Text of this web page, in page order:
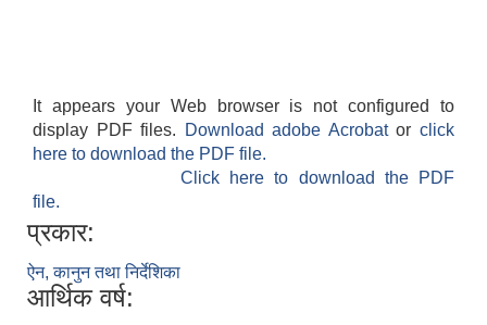
It appears your Web browser is not configured to
display PDF files.
Download adobe Acrobatorclick
here to download the PDF file.
Click here to download the PDF
file.
प्रकार:
ऐन, कानुन तथा निर्देशिका
आर्थिक वर्ष: